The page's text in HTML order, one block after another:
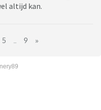
altijd kan.
5 9 »